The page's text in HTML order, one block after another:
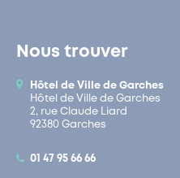
Nous trouver
Hôtel de Ville de Garches
Hôtel de Ville de Garches
2, rue Claude Liard
92380 Garches
01 47 95 66 66